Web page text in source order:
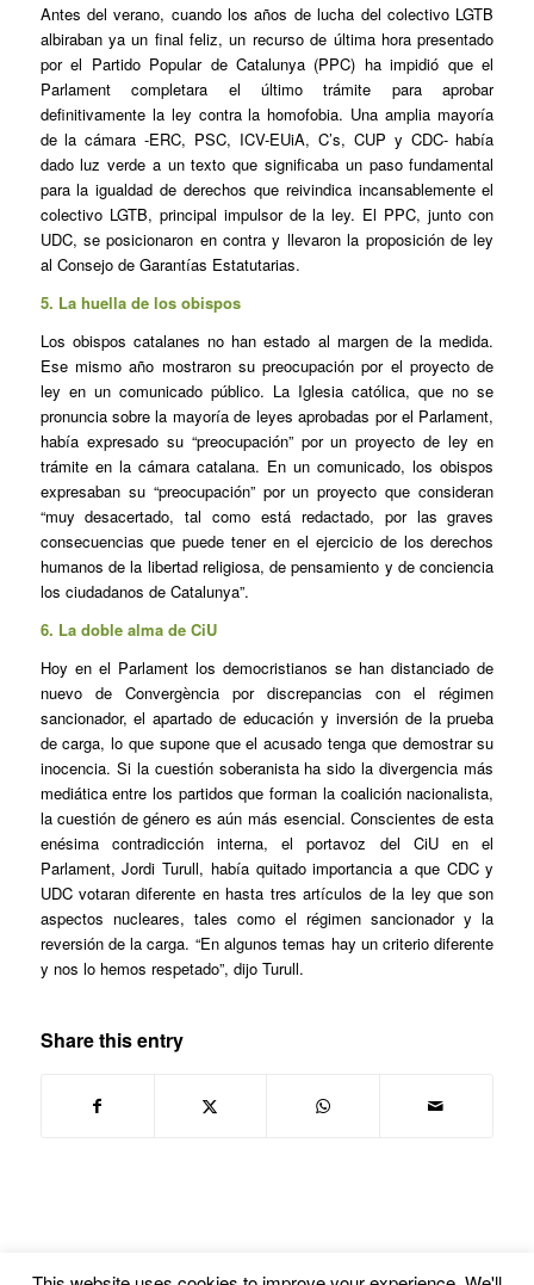
Antes del verano, cuando los años de lucha del colectivo LGTB
albiraban ya un final feliz, un recurso de última hora presentado
por el Partido Popular de Catalunya (PPC) ha impidió que el
Parlament completara el último trámite para aprobar
definitivamente la ley contra la homofobia. Una amplia mayoría
de la cámara -ERC, PSC, ICV-EUiA, C’s, CUP y CDC- había
dado luz verde a un texto que significaba un paso fundamental
para la igualdad de derechos que reivindica incansablemente el
colectivo LGTB, principal impulsor de la ley. El PPC, junto con
UDC, se posicionaron en contra y llevaron la proposición de ley
al Consejo de Garantías Estatutarias.
5. La huella de los obispos
Los obispos catalanes no han estado al margen de la medida.
Ese mismo año mostraron su preocupación por el proyecto de
ley en un comunicado público. La Iglesia católica, que no se
pronuncia sobre la mayoría de leyes aprobadas por el Parlament,
había expresado su “preocupación” por un proyecto de ley en
trámite en la cámara catalana. En un comunicado, los obispos
expresaban su “preocupación” por un proyecto que consideran
“muy desacertado, tal como está redactado, por las graves
consecuencias que puede tener en el ejercicio de los derechos
humanos de la libertad religiosa, de pensamiento y de conciencia
los ciudadanos de Catalunya”.
6. La doble alma de CiU
Hoy en el Parlament los democristianos se han distanciado de
nuevo de Convergència por discrepancias con el régimen
sancionador, el apartado de educación y inversión de la prueba
de carga, lo que supone que el acusado tenga que demostrar su
inocencia. Si la cuestión soberanista ha sido la divergencia más
mediática entre los partidos que forman la coalición nacionalista,
la cuestión de género es aún más esencial. Conscientes de esta
enésima contradicción interna, el portavoz del CiU en el
Parlament, Jordi Turull, había quitado importancia a que CDC y
UDC votaran diferente en hasta tres artículos de la ley que son
aspectos nucleares, tales como el régimen sancionador y la
reversión de la carga. “En algunos temas hay un criterio diferente
y nos lo hemos respetado”, dijo Turull.
Share this entry